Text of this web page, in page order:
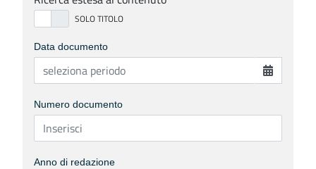
Data documento
Numero documento
Anno di redazione